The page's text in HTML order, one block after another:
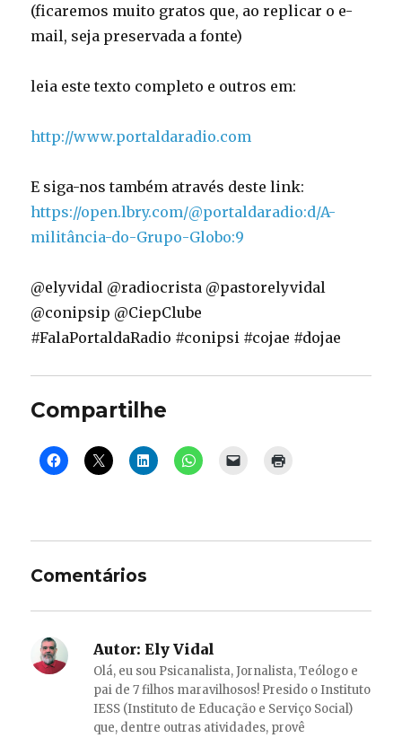
(ficaremos muito gratos que, ao replicar o e-
mail, seja preservada a fonte)
leia este texto completo e outros em:
http://www.portaldaradio.com
E siga-nos também através deste link:
https://open.lbry.com/@portaldaradio:d/A-
militância-do-Grupo-Globo:9
@elyvidal @radiocrista @pastorelyvidal
@conipsip @CiepClube
#FalaPortaldaRadio #conipsi #cojae #dojae
Compartilhe
Comentários
Autor: Ely Vidal
Olá, eu sou Psicanalista, Jornalista, Teólogo e
pai de 7 filhos maravilhosos! Presido o Instituto
IESS (Instituto de Educação e Serviço Social)
que, dentre outras atividades, provê